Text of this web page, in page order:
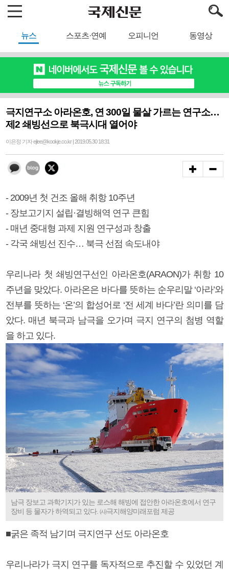
뉴스 스포츠·연예 오피니언 동영상
극지연구소 아라온호, 연 300일 물살 가르는 연구소…
제2 쇄빙선으로 북극시대 열어야
이은정 기자 ejlee@kookje.co.kr | 2019.05.30 18:31
- 2009년 첫 건조 올해 취항 10주년
- 장보고기지 설립·결빙해역 연구 큰힘
- 매년 중대형 과제 지원 연구성과 창출
- 각국 쇄빙선 진수… 북극 선점 속도내야
우리나라 첫 쇄빙연구선인 아라온호(ARAON)가 취항 10
주년을 맞았다. 아라온은 바다를 뜻하는 순우리말 ‘아라’와
전부를 뜻하는 ‘온’의 합성어로 ‘전 세계 바다’란 의미를 담
았다. 매년 북극과 남극을 오가며 극지 연구의 첨병 역할
을 하고 있다.
남극 장보고 과학기지가 있는 로스해 해빙에 접안한 아라온호에서 연구
장비 등 물자가 하역되고 있다. ㈔극지해양미래포럼 제공
■굵은 족적 남기며 극지연구 선도 아라온호
우리나라가 극지 연구를 독자적으로 추진할 수 있었던 계